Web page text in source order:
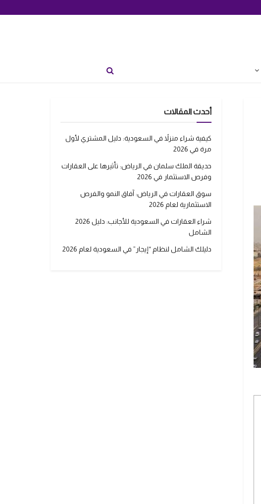
أحدث المقالات
كيفية شراء منزلاً في السعودية: دليل المشتري لأول
مرة في 2026
حديقة الملك سلمان في الرياض: تأثيرها على العقارات
وفرص الاستثمار في 2026
سوق العقارات في الرياض: آفاق النمو والفرص
الاستثمارية لعام 2026
شراء العقارات في السعودية للأجانب: دليل 2026
الشامل
دليلك الشامل لنظام “إيجار” في السعودية لعام 2026